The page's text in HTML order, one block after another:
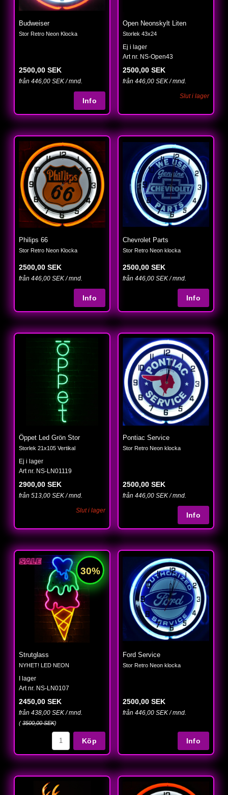
Budweiser
Stor Retro Neon Klocka
2500,00 SEK
från 446,00 SEK / mnd.
Open Neonskylt Liten
Storlek 43x24
Ej i lager
Art nr. NS-Open43
2500,00 SEK
från 446,00 SEK / mnd.
Slut i lager
Philips 66
Stor Retro Neon Klocka
2500,00 SEK
från 446,00 SEK / mnd.
Chevrolet Parts
Stor Retro Neon klocka
2500,00 SEK
från 446,00 SEK / mnd.
Öppet Led Grön Stor
Storlek 21x105 Vertikal
Ej i lager
Art nr. NS-LN01119
2900,00 SEK
från 513,00 SEK / mnd.
Slut i lager
Pontiac Service
Stor Retro Neon klocka
2500,00 SEK
från 446,00 SEK / mnd.
Strutglass
NYHET! LED NEON
I lager
Art nr. NS-LN0107
2450,00 SEK
från 438,00 SEK / mnd.
(3500,00 SEK)
Köp
Ford Service
Stor Retro Neon klocka
2500,00 SEK
från 446,00 SEK / mnd.